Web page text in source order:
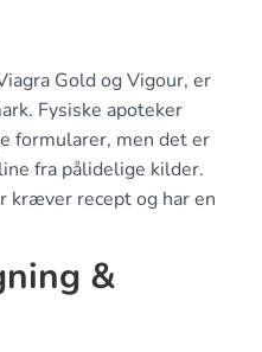
Gold og Vigour, er
Fysiske apoteker
formularer, men det er
fra pålidelige kilder.
kræver recept og har en
&